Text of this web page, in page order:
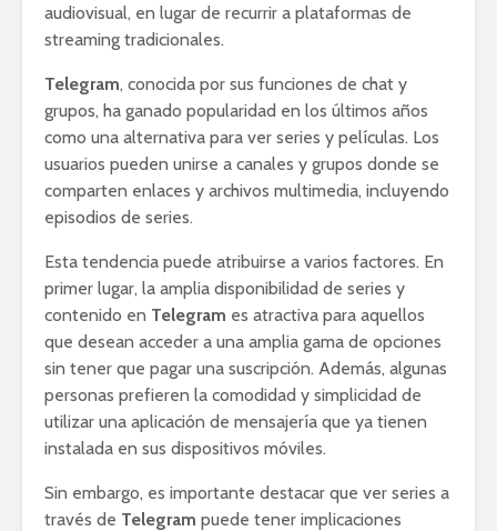
audiovisual, en lugar de recurrir a plataformas de
streaming tradicionales.
Telegram, conocida por sus funciones de chat y
grupos, ha ganado popularidad en los últimos años
como una alternativa para ver series y películas. Los
usuarios pueden unirse a canales y grupos donde se
comparten enlaces y archivos multimedia, incluyendo
episodios de series.
Esta tendencia puede atribuirse a varios factores. En
primer lugar, la amplia disponibilidad de series y
contenido en Telegram es atractiva para aquellos
que desean acceder a una amplia gama de opciones
sin tener que pagar una suscripción. Además, algunas
personas prefieren la comodidad y simplicidad de
utilizar una aplicación de mensajería que ya tienen
instalada en sus dispositivos móviles.
Sin embargo, es importante destacar que ver series a
través de Telegram puede tener implicaciones